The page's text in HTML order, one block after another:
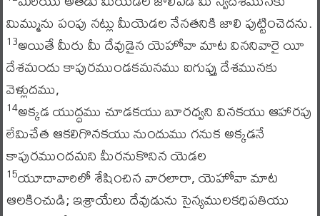
మిమ్మును పంపు నట్లు మీయెడల నేనతనికి జాలి పుట్టించెదను.
13అయితే మీరు మీ దేవుడైన యెహోవా మాట విననివారై యీ
దేశమందు కాపురముండకమనము ఐగుప్తు దేశమునకు
వెళ్లుదము,
14అక్కడ యుద్ధము చూడకయు బూరధ్వని వినకయు ఆహారపు
లేమిచేత ఆకలిగొనకయు నుందుము గనుక అక్కడనే
కాపురముందమని మీరనుకొనిన యెడల
15యూదావారిలో శేషించిన వారలారా, యెహోవా మాట
ఆలకించుడి; ఇశ్రాయేలు దేవుడును సైన్యములకధిపతియు